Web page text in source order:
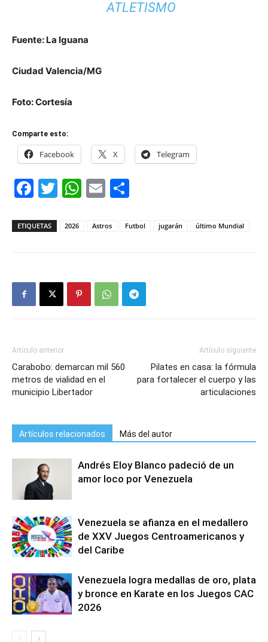
ATLETISMO
Fuente: La Iguana
Ciudad Valencia/MG
Foto: Cortesía
Comparte esto:
Facebook X Telegram
Facebook
Twitter
WhatsApp
Email
ETIQUETAS 2026 Astros Futbol jugarán último Mundial
Artículo anterior
Carabobo: demarcan mil 560
metros de vialidad en el
municipio Libertador
Artículo siguiente
Pilates en casa: la fórmula
para fortalecer el cuerpo y las
articulaciones
Artículos relacionados Más del autor
Andrés Eloy Blanco padeció de un
amor loco por Venezuela
Venezuela se afianza en el medallero
de XXV Juegos Centroamericanos y
del Caribe
Venezuela logra medallas de oro, plata
y bronce en Karate en los Juegos CAC
2026